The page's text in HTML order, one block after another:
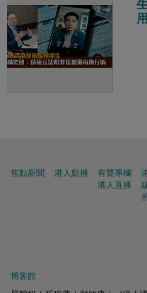
焦點新聞 港人點播
有聲專欄
港人直播
博客館